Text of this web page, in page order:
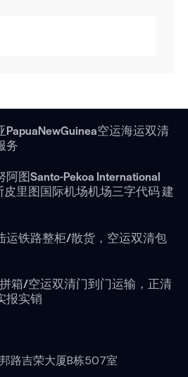
空运海运双清
务
图Santo-Pekoa International
里图国际机场机场三字代码 建
运铁路整柜/散货，空运双清包
箱/空运双清门到门运输，正清
报实销
路吉荣大厦B栋507室